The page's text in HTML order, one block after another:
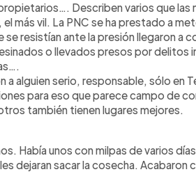
Describen varios que las
más vil. La PNC se ha prestado a
se resistían ante la presión llegaron a
o llevados presos por delitos
a alguien serio, responsable, sólo en
para eso que parece campo de
también tienen lugares mejores.
Había unos con milpas de varios
dejaran sacar la cosecha. Acabaron